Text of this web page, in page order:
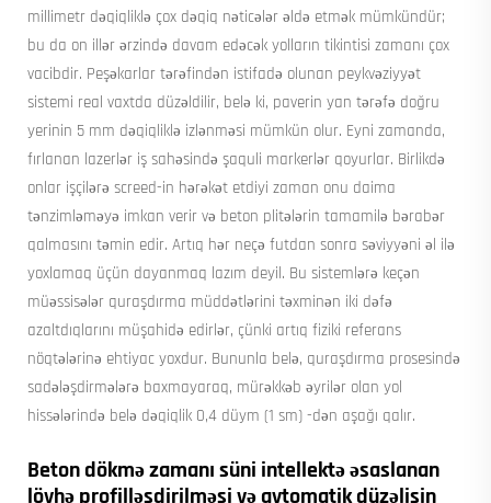
millimetr dəqiqliklə çox dəqiq nəticələr əldə etmək mümkündür;
bu da on illər ərzində davam edəcək yolların tikintisi zamanı çox
vacibdir. Peşəkarlar tərəfindən istifadə olunan peykvəziyyət
sistemi real vaxtda düzəldilir, belə ki, paverin yan tərəfə doğru
yerinin 5 mm dəqiqliklə izlənməsi mümkün olur. Eyni zamanda,
fırlanan lazerlər iş sahəsində şaquli markerlər qoyurlar. Birlikdə
onlar işçilərə screed-in hərəkət etdiyi zaman onu daima
tənzimləməyə imkan verir və beton plitələrin tamamilə bərabər
qalmasını təmin edir. Artıq hər neçə futdan sonra səviyyəni əl ilə
yoxlamaq üçün dayanmaq lazım deyil. Bu sistemlərə keçən
müəssisələr quraşdırma müddətlərini təxminən iki dəfə
azaltdıqlarını müşahidə edirlər, çünki artıq fiziki referans
nöqtələrinə ehtiyac yoxdur. Bununla belə, quraşdırma prosesində
sadələşdirmələrə baxmayaraq, mürəkkəb əyrilər olan yol
hissələrində belə dəqiqlik 0,4 düym (1 sm) -dən aşağı qalır.
Beton dökmə zamanı süni intellektə əsaslanan
lövhə profilləşdirilməsi və avtomatik düzəlişin